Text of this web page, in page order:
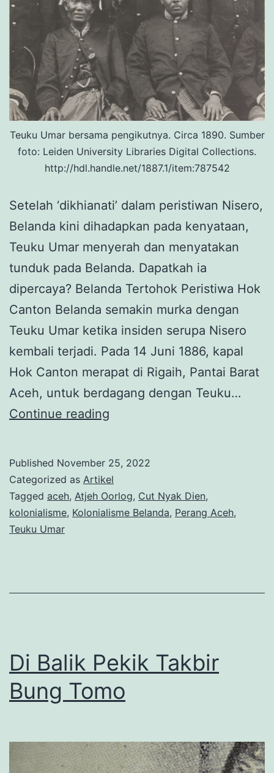
Teuku Umar bersama pengikutnya. Circa 1890. Sumber
foto: Leiden University Libraries Digital Collections.
http://hdl.handle.net/1887.1/item:787542
Setelah ‘dikhianati’ dalam peristiwan Nisero,
Belanda kini dihadapkan pada kenyataan,
Teuku Umar menyerah dan menyatakan
tunduk pada Belanda. Dapatkah ia
dipercaya? Belanda Tertohok Peristiwa Hok
Canton Belanda semakin murka dengan
Teuku Umar ketika insiden serupa Nisero
kembali terjadi. Pada 14 Juni 1886, kapal
Hok Canton merapat di Rigaih, Pantai Barat
Aceh, untuk berdagang dengan Teuku…
Continue reading
Tunduk
pada
Belanda
Published November 25, 2022
Categorized as Artikel
Tagged aceh, Atjeh Oorlog, Cut Nyak Dien,
kolonialisme, Kolonialisme Belanda, Perang Aceh,
Teuku Umar
Di Balik Pekik Takbir
Bung Tomo